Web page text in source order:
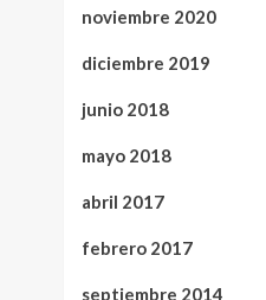
noviembre 2020
diciembre 2019
junio 2018
mayo 2018
abril 2017
febrero 2017
septiembre 2014